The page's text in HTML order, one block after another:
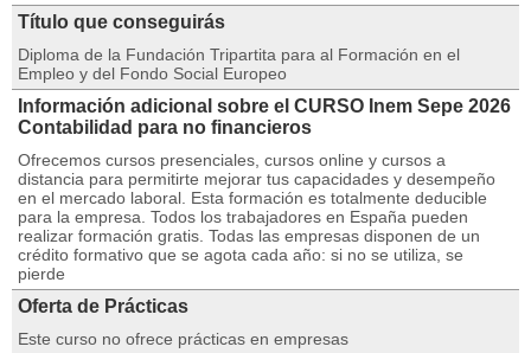
Título que conseguirás
Diploma de la Fundación Tripartita para al Formación en el
Empleo y del Fondo Social Europeo
Información adicional sobre el CURSO Inem Sepe 2026
Contabilidad para no financieros
Ofrecemos cursos presenciales, cursos online y cursos a
distancia para permitirte mejorar tus capacidades y desempeño
en el mercado laboral. Esta formación es totalmente deducible
para la empresa. Todos los trabajadores en España pueden
realizar formación gratis. Todas las empresas disponen de un
crédito formativo que se agota cada año: si no se utiliza, se
pierde
Oferta de Prácticas
Este curso no ofrece prácticas en empresas